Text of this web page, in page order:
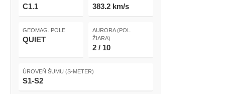
C1.1 383.2 km/s
GEOMAG. POLE
QUIET
AURORA (POL.
ŽIARA)
2 / 10
ÚROVEŇ ŠUMU (S-METER)
S1-S2